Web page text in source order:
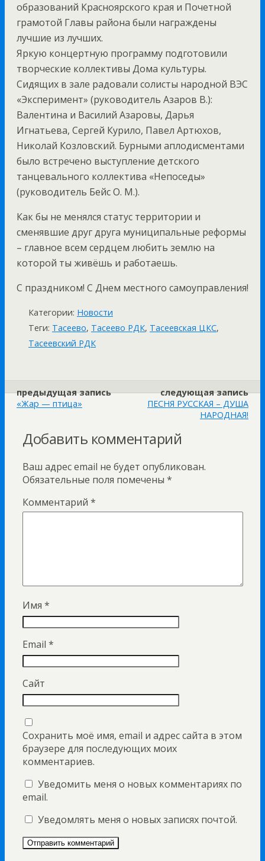
образований Красноярского края и Почетной
грамотой Главы района были награждены
лучшие из лучших.
Яркую концертную программу подготовили
творческие коллективы Дома культуры.
Сидящих в зале радовали солисты народной ВЭС
«Эксперимент» (руководитель Азаров В.):
Валентина и Василий Азаровы, Дарья
Игнатьева, Сергей Курило, Павел Артюхов,
Николай Козловский. Бурными аплодисментами
было встречено выступление детского
танцевального коллектива «Непоседы»
(руководитель Бейс О. М.).
Как бы не менялся статус территории и
сменявшие друг друга муниципальные реформы
– главное всем сердцем любить землю на
которой ты живёшь и работаешь.
С праздником! С Днем местного самоуправления!
Категории: Новости
Теги: Тасеево, Тасеево РДК, Тасеевская ЦКС,
Тасеевский РДК
предыдущая запись
«Жар — птица»
следующая запись
ПЕСНЯ РУССКАЯ – ДУША
НАРОДНАЯ!
Добавить комментарий
Ваш адрес email не будет опубликован.
Обязательные поля помечены *
Комментарий *
Имя *
Email *
Сайт
Сохранить моё имя, email и адрес сайта в этом
браузере для последующих моих
комментариев.
Уведомить меня о новых комментариях по
email.
Уведомлять меня о новых записях почтой.